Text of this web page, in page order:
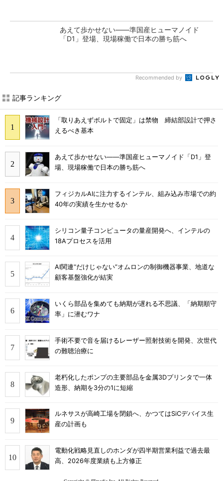
あえて歩かせない――準国産ヒューマノイド
「D1」登場、現場稼働で日本の勝ち筋へ
Recommended by
記事ランキング
「取りあえずボルトで固定」は禁物 締結部設計で押さ
えるべき基本
あえて歩かせない――準国産ヒューマノイド「D1」登
場、現場稼働で日本の勝ち筋へ
フィジカルAIに注力するインテル、組み込み市場での約
40年の実績を生かせるか
シリコン量子コンピュータの量産開発へ、インテルの
18Aプロセスを活用
AI関連“だけじゃない”オムロンの制御機器事業、地道な
顧客基盤強化が結実
いくら部品を集めても納期が遅れる不思議、「納期順守
率」に潜むワナ
手術不要で音を届けるレーザー照射技術を開発、次世代
の難聴治療に
老朽化したポンプの主要部品を金属3Dプリンタで一体
造形、納期を3分の1に短縮
ルネサスが高崎工場を閉鎖へ、かつてはSiCデバイス生
産の計画も
電動化戦略見直しのホンダが四半期営業利益で過去最
高、2026年度業績も上方修正